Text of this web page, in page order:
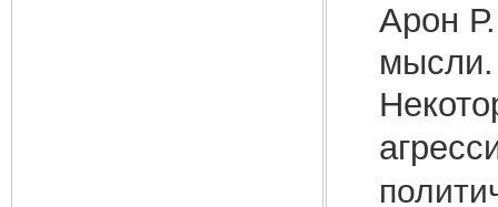
Арон